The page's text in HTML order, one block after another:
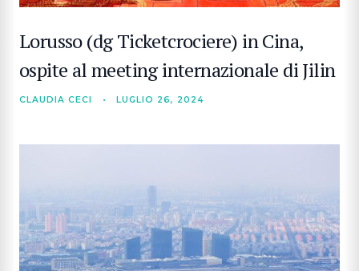
Lorusso (dg Ticketcrociere) in Cina,
ospite al meeting internazionale di Jilin
CLAUDIA CECI • LUGLIO 26, 2024